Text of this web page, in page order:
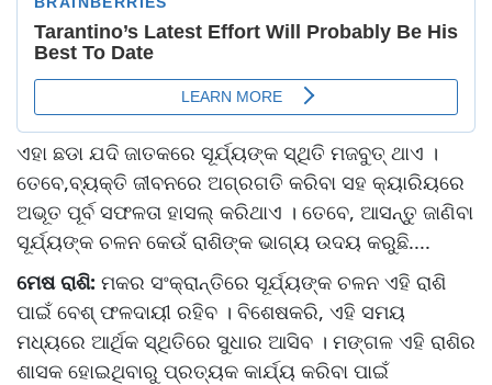
ଏହା ଛଡା ଯଦି ଜାତକରେ ସୂର୍ଯ୍ୟଙ୍କ ସ୍ଥିତି ମଜବୁତ୍ ଥାଏ ।
ତେବେ,ବ୍ୟକ୍ତି ଜୀବନରେ ଅଗ୍ରଗତି କରିବା ସହ କ୍ୟାରିୟରେ
ଅଭୂତ ପୂର୍ବ ସଫଳତା ହାସଲ୍ କରିଥାଏ । ତେବେ, ଆସନ୍ତୁ ଜାଣିବା
ସୂର୍ଯ୍ୟଙ୍କ ଚଳନ କେଉଁ ରାଶିଙ୍କ ଭାଗ୍ୟ ଉଦୟ କରୁଛି....
ମେଷ ରାଶି: ମକର ସଂକ୍ରାନ୍ତିରେ ସୂର୍ଯ୍ୟଙ୍କ ଚଳନ ଏହି ରାଶି
ପାଇଁ ବେଶ୍ ଫଳଦାୟୀ ରହିବ । ବିଶେଷକରି, ଏହି ସମୟ
ମଧ୍ୟରେ ଆର୍ଥିକ ସ୍ଥିତିରେ ସୁଧାର ଆସିବ । ମଙ୍ଗଳ ଏହି ରାଶିର
ଶାସକ ହୋଇଥିବାରୁ ପ୍ରତ୍ୟକ କାର୍ଯ୍ୟ କରିବା ପାଇଁ